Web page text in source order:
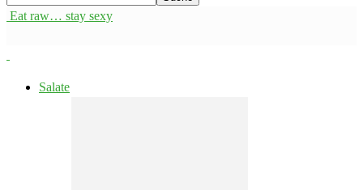
Eat raw… stay sexy
Salate